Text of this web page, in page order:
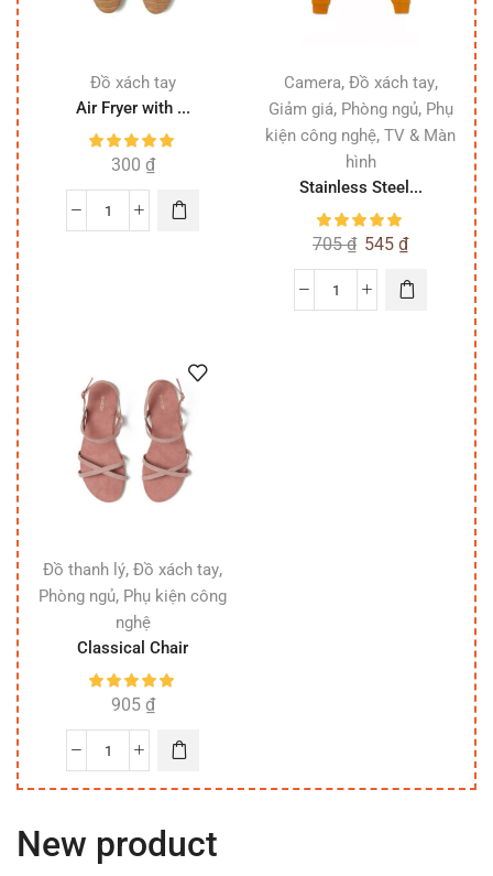
Đồ xách tay
Air Fryer with ...
300 ₫
Camera, Đồ xách tay,
Giảm giá, Phòng ngủ, Phụ
kiện công nghệ, TV & Màn
hình
Stainless Steel...
705₫ 545 ₫
Đồ thanh lý, Đồ xách tay,
Phòng ngủ, Phụ kiện công
nghệ
Classical Chair
905 ₫
New product